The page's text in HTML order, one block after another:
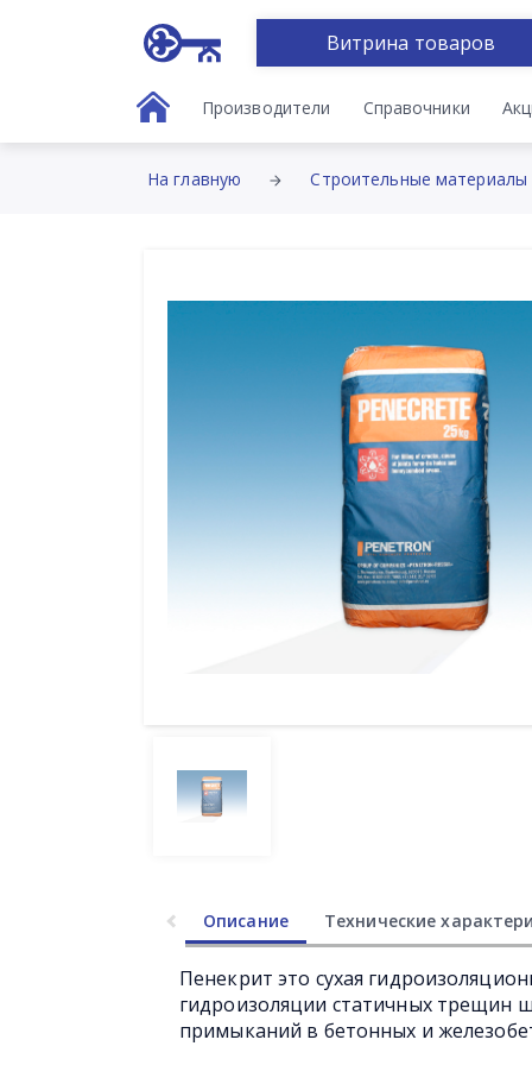
Витрина товаров
Производители Справочники
На главную Строительные материалы
Описание Технические
Пенекрит это сухая
гидроизоляции статичных трещин
примыканий в бетонных и